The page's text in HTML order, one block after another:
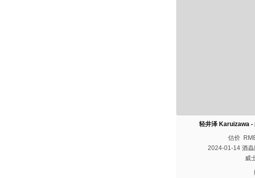
轻井泽 Karuizawa -
估价
2024-01-14 酒蟲
威